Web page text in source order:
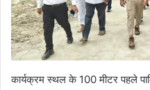
कार्यक्रम स्थल के 100 मीटर पहले